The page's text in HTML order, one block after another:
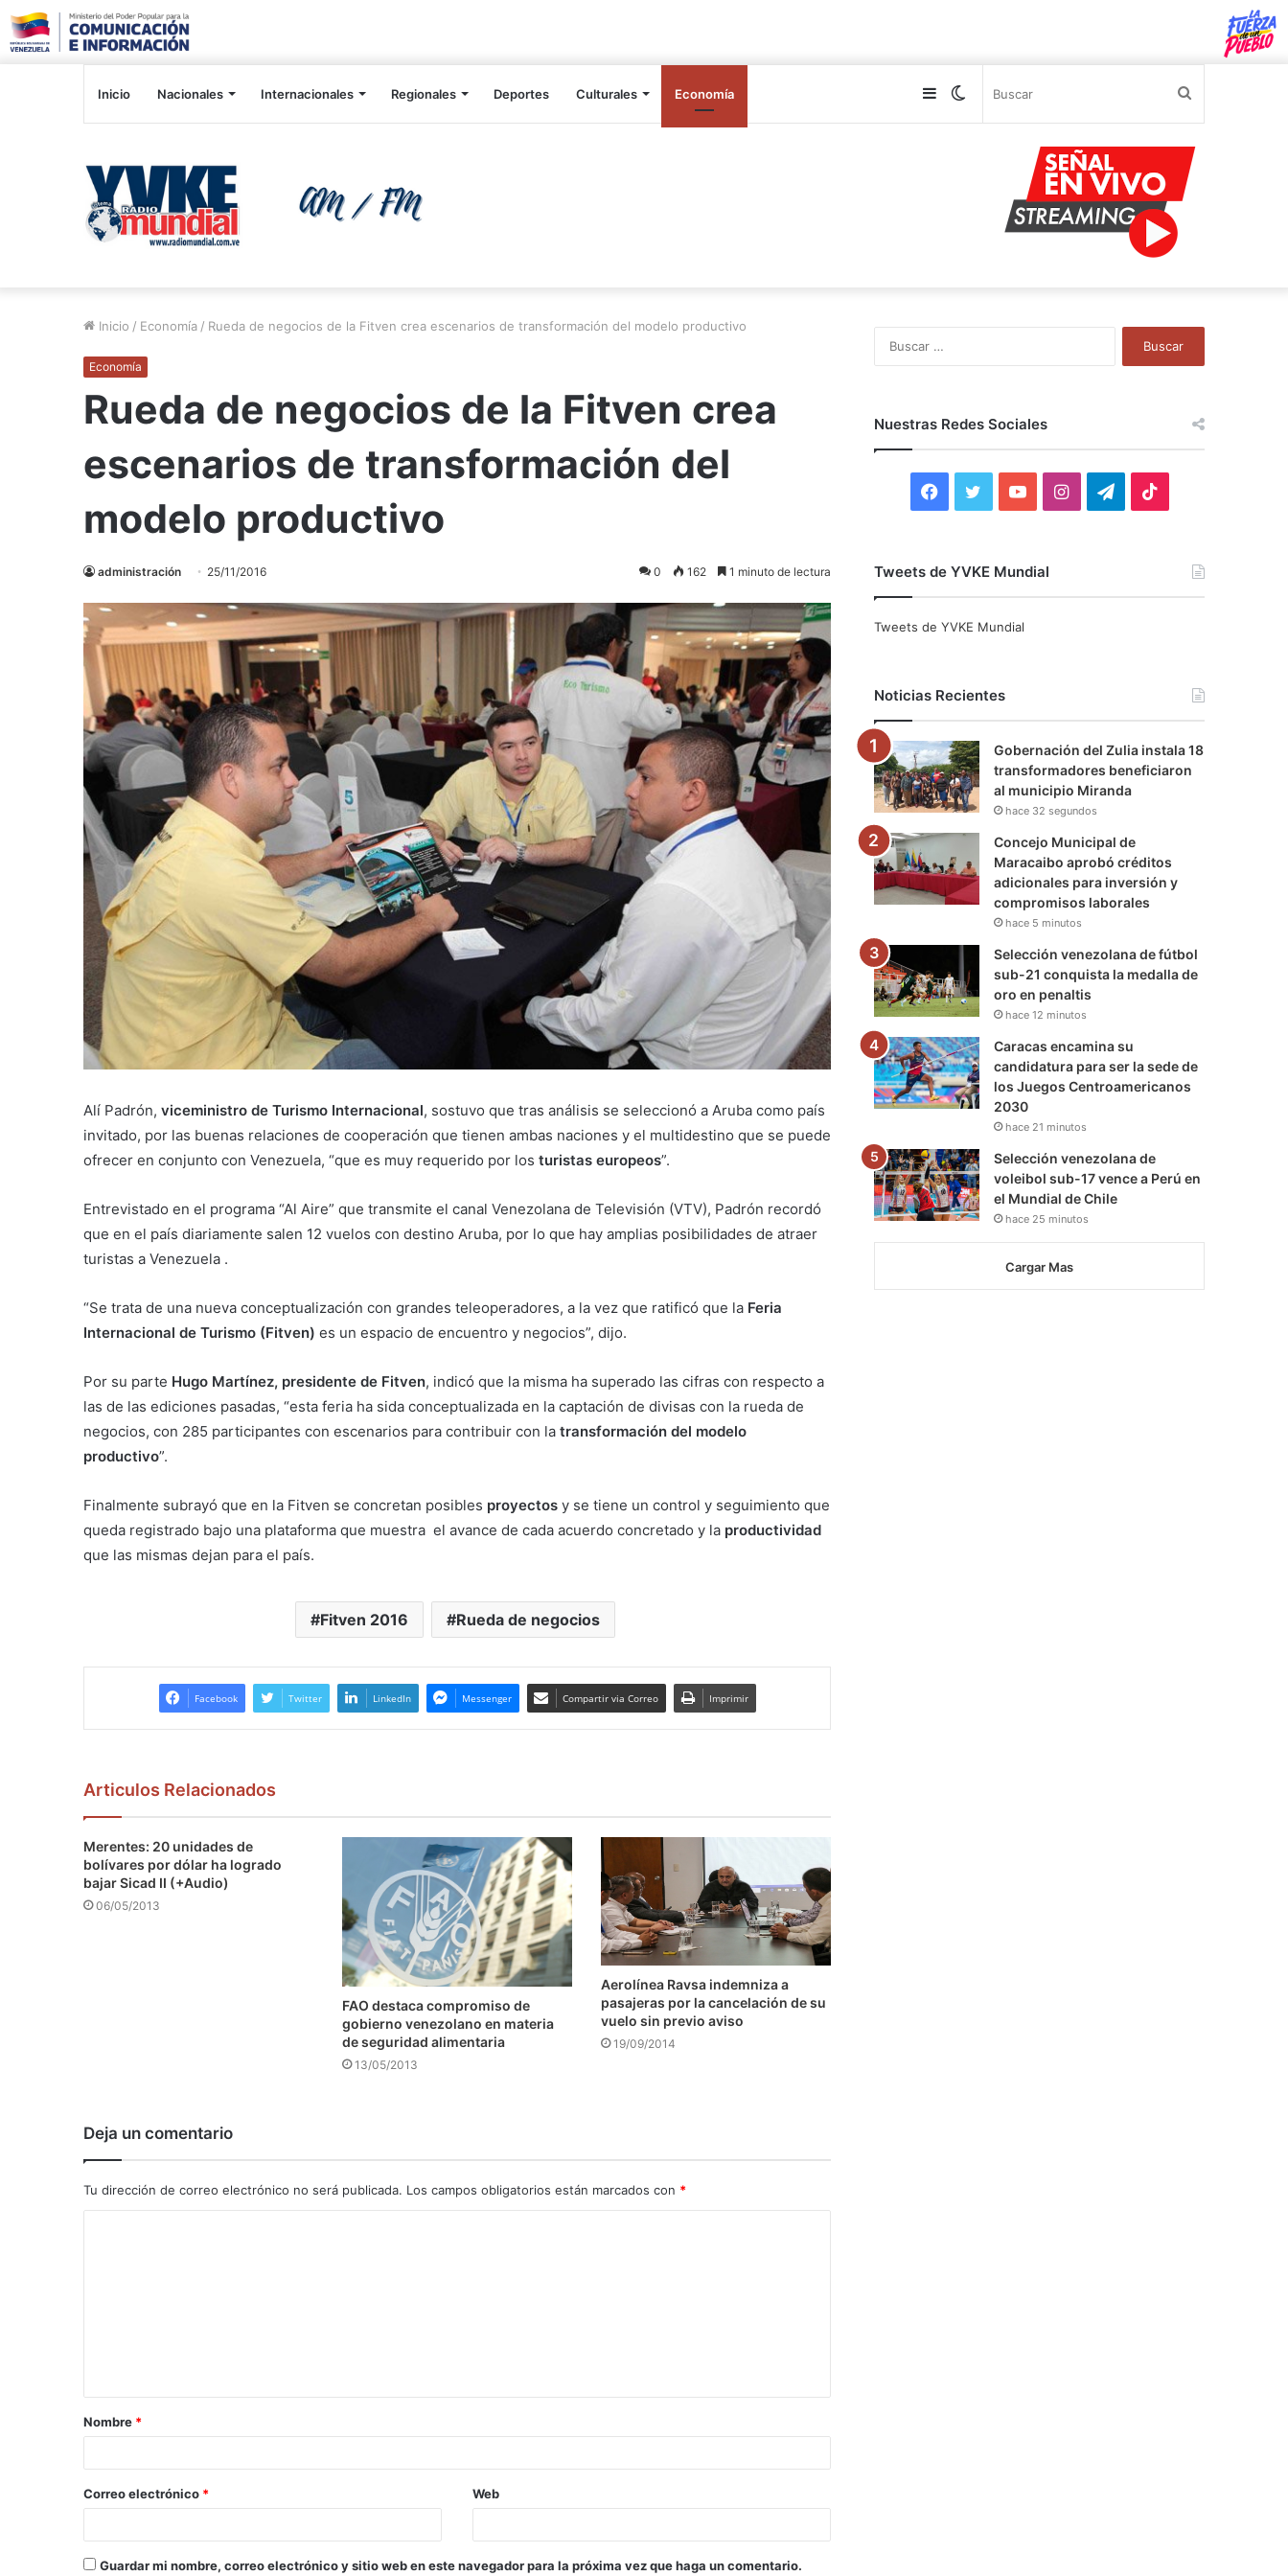
Inicio Nacionales Internacionales Regionales Deportes Culturales Economía Switch
Sidebar
Inicio / Economía / Rueda de negocios de la Fitven crea escenarios de transformación del modelo productivo
Economía
Rueda de negocios de la Fitven crea
escenarios de transformación del
modelo productivo
administración 25/11/2016 0 162 1 minuto de lectura
Alí Padrón, viceministro de Turismo Internacional, sostuvo que tras análisis se seleccionó a Aruba como país
invitado, por las buenas relaciones de cooperación que tienen ambas naciones y el multidestino que se puede
ofrecer en conjunto con Venezuela, “que es muy requerido por los turistas europeos”.
Entrevistado en el programa “Al Aire” que transmite el canal Venezolana de Televisión (VTV), Padrón recordó
que en el país diariamente salen 12 vuelos con destino Aruba, por lo que hay amplias posibilidades de atraer
turistas a Venezuela .
“Se trata de una nueva conceptualización con grandes teleoperadores, a la vez que ratificó que la Feria
Internacional de Turismo (Fitven) es un espacio de encuentro y negocios”, dijo.
Por su parte Hugo Martínez, presidente de Fitven, indicó que la misma ha superado las cifras con respecto a
las de las ediciones pasadas, “esta feria ha sida conceptualizada en la captación de divisas con la rueda de
negocios, con 285 participantes con escenarios para contribuir con la transformación del modelo
productivo”.
Finalmente subrayó que en la Fitven se concretan posibles proyectos y se tiene un control y seguimiento que
queda registrado bajo una plataforma que muestra el avance de cada acuerdo concretado y la productividad
que las mismas dejan para el país.
Fitven 2016 Rueda de negocios
Facebook Twitter LinkedIn Messenger Compartir via Correo Imprimir
Articulos Relacionados
Merentes: 20 unidades de
bolívares por dólar ha logrado
bajar Sicad II (+Audio)
06/05/2013
FAO destaca compromiso de
gobierno venezolano en materia
de seguridad alimentaria
13/05/2013
Aerolínea Ravsa indemniza a
pasajeras por la cancelación de su
vuelo sin previo aviso
19/09/2014
Deja un comentario
Tu dirección de correo electrónico no será publicada. Los campos obligatorios están marcados con *
a
r
*
Nombre *
Correo electrónico * Web
Guardar mi nombre, correo electrónico y sitio web en este navegador para la próxima vez que haga un comentario.
Nuestras Redes Sociales
F
c
o
k
i
r
Y
u
e
I
r
a
m
T
a
m
Tweets de YVKE Mundial
Tweets de YVKE Mundial
Noticias Recientes
Gobernación del Zulia instala 18
transformadores beneficiaron
al municipio Miranda
hace 32 segundos
Concejo Municipal de
Maracaibo aprobó créditos
adicionales para inversión y
compromisos laborales
hace 5 minutos
Selección venezolana de fútbol
sub-21 conquista la medalla de
oro en penaltis
hace 12 minutos
Caracas encamina su
candidatura para ser la sede de
los Juegos Centroamericanos
2030
hace 21 minutos
Selección venezolana de
voleibol sub-17 vence a Perú en
el Mundial de Chile
hace 25 minutos
Cargar Mas